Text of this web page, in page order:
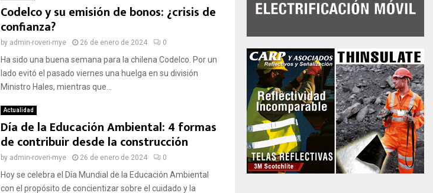
Codelco y su emisión de bonos: ¿crisis de
confianza?
by admin-roveri-mye 26 de enero de 2024 0
Ha sido una buena semana para la chilena Codelco. Por un
lado evitó el pasado viernes una huelga en su división
Ministro Hales, mientras que...
Actualidad
Día de la Educación Ambiental: 4 formas
de contribuir desde la construcción
by admin-roveri-mye 26 de enero de 2024 0
Hoy se celebra el Día Mundial de la Educación Ambiental
con el propósito de concientizar sobre el cuidado y la